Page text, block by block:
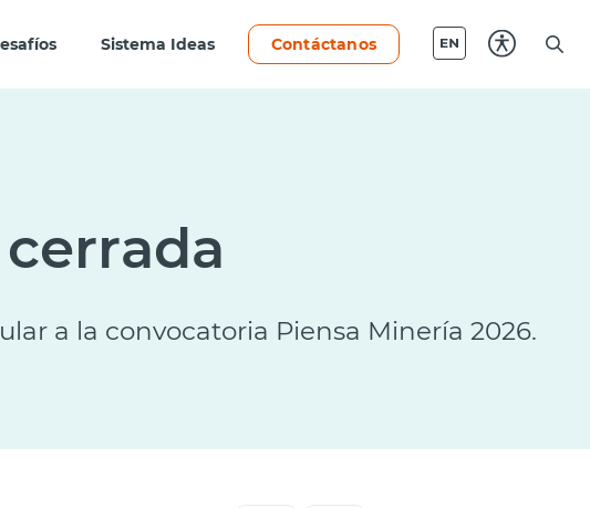
Sistema Ideas Contáctanos
a la convocatoria Piensa Minería 2026.